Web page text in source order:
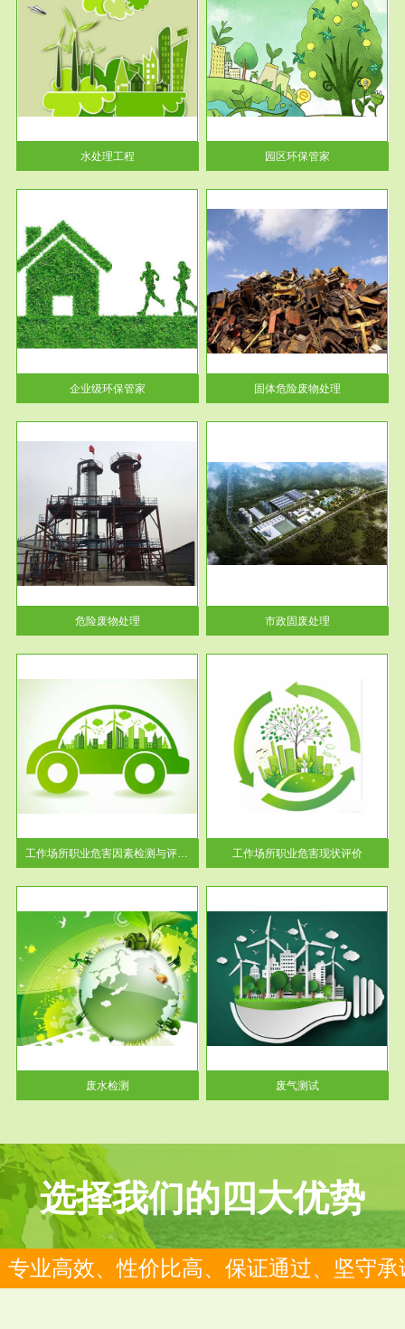
水处理工程
服务范围
园区环保管家
2016 年 4 月，环保部下发《关
于积极发挥环境保护作用促进供
给侧结...
园区环保管家
企业级环保管家
服务范围
固体危险废物处理
固体废物解释：固体废物是指人
们在生产建设、日常生活和其他
活动中...
固体危险废物处理
危险废物处理
服务范围
市政固废处理
蔚蓝生态环境科技所从事的市政
废物处理业务包括市政废物的处
理处...
市政固废处理
工作场所职业危害因素检测与评价...
服务范围
工作场所职业危害现状评价
【现状评价意义】：具体因素---
-通过质谱分析等多种手段明确
工作场...
工作场所职业危害现状评价
废水检测
服务范围
废气测试
检测范围工业废气检测包括有机
废气和无机废气。有机废气主要
包括...
废气测试
选择我们的四大优势
专业高效、性价比高、保证通过、坚守承